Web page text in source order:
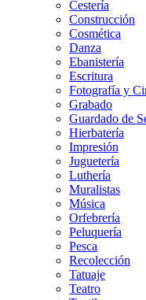
Cestería
Construcción
Cosmética
Danza
Ebanistería
Escritura
Fotografía y
Grabado
Guardado de
Hierbatería
Impresión
Juguetería
Luthería
Muralistas
Música
Orfebrería
Peluquería
Pesca
Recolección
Tatuaje
Teatro